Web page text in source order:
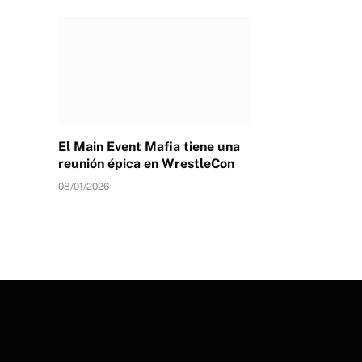
El Main Event Mafia tiene una
reunión épica en WrestleCon
08/01/2026